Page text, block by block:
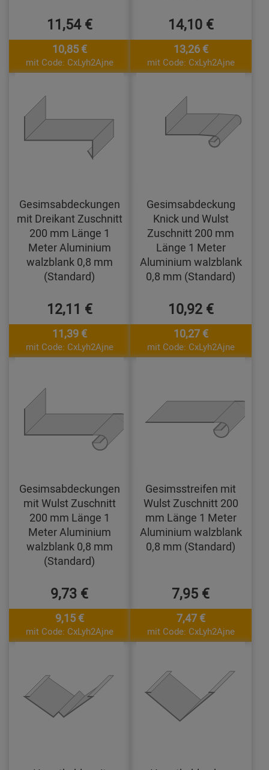
11,54 €
10,85 €
mit Code: CxLyh2Ajne
14,10 €
13,26 €
mit Code: CxLyh2Ajne
Gesimsabdeckungen
mit Dreikant Zuschnitt
200 mm Länge 1
Meter Aluminium
walzblank 0,8 mm
(Standard)
12,11 €
11,39 €
mit Code: CxLyh2Ajne
Gesimsabdeckung
Knick und Wulst
Zuschnitt 200 mm
Länge 1 Meter
Aluminium walzblank
0,8 mm (Standard)
10,92 €
10,27 €
mit Code: CxLyh2Ajne
Gesimsabdeckungen
mit Wulst Zuschnitt
200 mm Länge 1
Meter Aluminium
walzblank 0,8 mm
(Standard)
9,73 €
9,15 €
mit Code: CxLyh2Ajne
Gesimsstreifen mit
Wulst Zuschnitt 200
mm Länge 1 Meter
Aluminium walzblank
0,8 mm (Standard)
7,95 €
7,47 €
mit Code: CxLyh2Ajne